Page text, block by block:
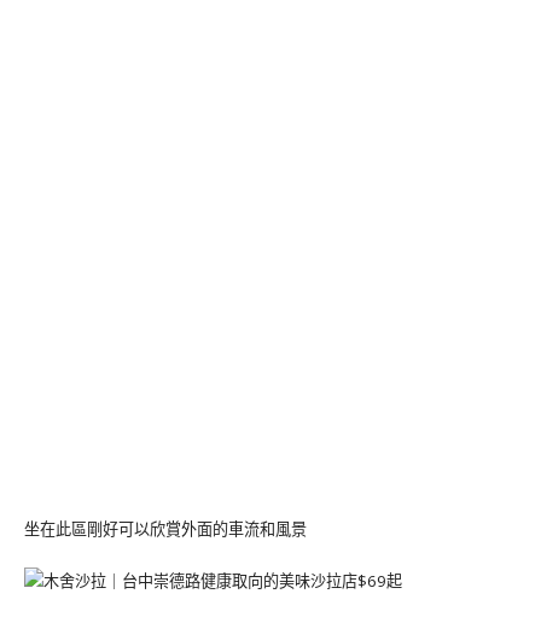
坐在此區剛好可以欣賞外面的車流和風景